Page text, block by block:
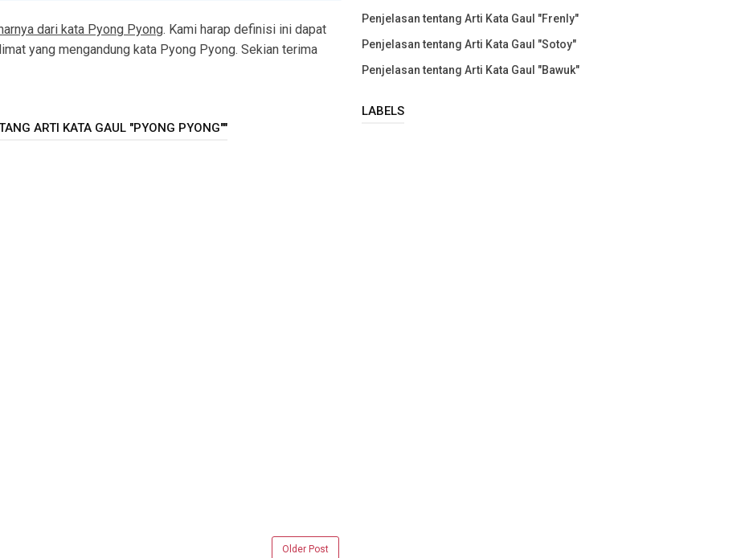
dari kata Pyong Pyong. Kami harap definisi ini dapat
yang mengandung kata Pyong Pyong. Sekian terima
ARTI KATA GAUL "PYONG PYONG""
Older Post
Penjelasan tentang Arti Kata Gaul "Frenly"
Penjelasan tentang Arti Kata Gaul "Sotoy"
Penjelasan tentang Arti Kata Gaul "Bawuk"
LABELS